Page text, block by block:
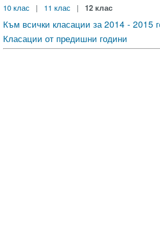
10 клас
| 11 клас | 12 клас
Към всички класации за 2014 - 2015
Класации от предишни години